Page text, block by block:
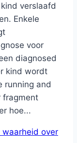
verslaafd
Enkele
voor
diagnosed
kind wordt
running and
fragment
hoe...
waarheid over